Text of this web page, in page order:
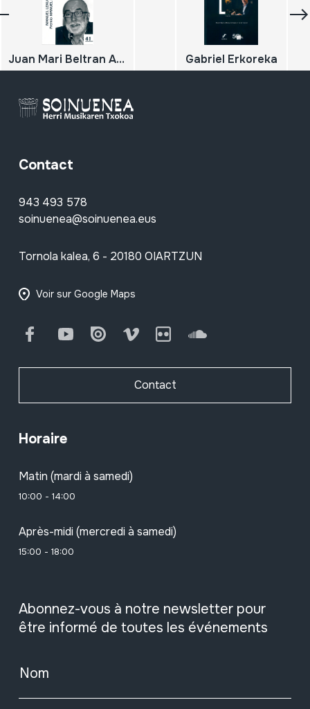
Juan Mari Beltran Argiñena; Manuel Lekuona Saria / Premio Manuel Lekuona Gabriel Erkoreka
Contact
943 493 578
soinuenea@soinuenea.eus
Tornola kalea, 6 - 20180 OIARTZUN
Voir sur Google Maps
FacebookYoutube Issuu Vimeo Flickr SoundCloud
Contact
Horaire
Matin (mardi à samedi)
10:00 - 14:00
Après-midi (mercredi à samedi)
15:00 - 18:00
Abonnez-vous à notre newsletter pour
être informé de toutes les événements
Nom